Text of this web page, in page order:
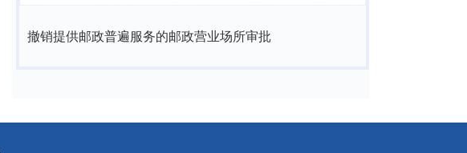
撤销提供邮政普遍服务的邮政营业场所审批